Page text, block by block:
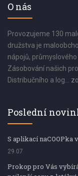
O nás
Provozujeme 130
družstva je
nápojů,
Zásobování našich
Distribučního a log...
Poslední
S aplikací naCOOPka
29.07
Prokop pro Vás